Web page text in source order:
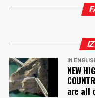
IN
NEW
are all